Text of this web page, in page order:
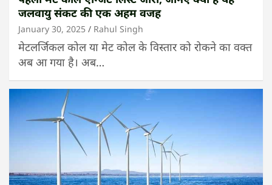
जलवायु संकट की एक अहम वजह
January 30, 2025 Rahul Singh
मेटलर्जिकल कोल या मेट कोल के विस्तार को रोकने का वक्त
अब आ गया है। अब…